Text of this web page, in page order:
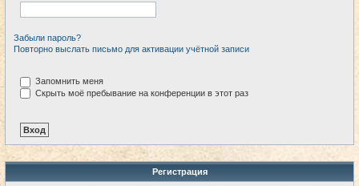
Забыли пароль?
Повторно выслать письмо для активации учётной записи
Запомнить меня
Скрыть моё пребывание на конференции в этот раз
Регистрация